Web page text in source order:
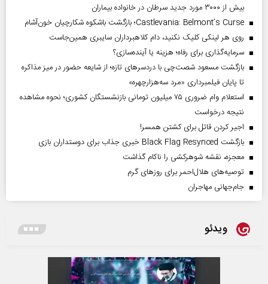
بیش از ۳۰۰۰ مورد جدید سرطان در خانواده بیماران
Castlevania: Belmont’s Curse؛ بازگشت باشکوه شکارچیان خون‌آشام
روی هر لینکی کلیک نکنید، دام کلاهبرداران سایبری همین‌جاست
سرمایه‌گذاری برای رفاه؛ هزینه یا آینده‌سازی؟
بازگشت مسعود شصت‌چی با دردسر‌های تازه؛ از شایعه حضور در میز مذاکره
تا پایان فیلمبرداری «مرد سه‌هزارچهره»
استعلام وام ضروری ۷۵ میلیون تومانی بازنشستگان کشوری؛ نحوه مشاهده
نتیجه درخواست
اجیر کردن قاتل برای کشتن همسر!
بازگشت Black Flag Resynced خبری جذاب برای دوستداران بازی
معجزه، نقشه شوهرکشی را ناکام گذاشت
توصیه‌های هلال‌احمر برای روز‌های گرم
جام‌جهانی مهاجران
ویدئو